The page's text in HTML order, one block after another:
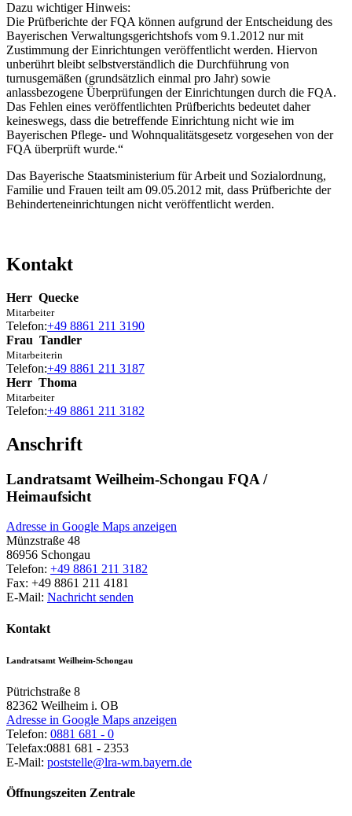
Dazu wichtiger Hinweis:
Die Prüfberichte der FQA können aufgrund der Entscheidung des
Bayerischen Verwaltungsgerichtshofs vom 9.1.2012 nur mit
Zustimmung der Einrichtungen veröffentlicht werden. Hiervon
unberührt bleibt selbstverständlich die Durchführung von
turnusgemäßen (grundsätzlich einmal pro Jahr) sowie
anlassbezogene Überprüfungen der Einrichtungen durch die FQA.
Das Fehlen eines veröffentlichten Prüfberichts bedeutet daher
keineswegs, dass die betreffende Einrichtung nicht wie im
Bayerischen Pflege- und Wohnqualitätsgesetz vorgesehen von der
FQA überprüft wurde.“
Das Bayerische Staatsministerium für Arbeit und Sozialordnung,
Familie und Frauen teilt am 09.05.2012 mit, dass Prüfberichte der
Behinderteneinrichtungen nicht veröffentlicht werden.
Kontakt
Herr Quecke
Mitarbeiter
Telefon:+49 8861 211 3190
Frau Tandler
Mitarbeiterin
Telefon:+49 8861 211 3187
Herr Thoma
Mitarbeiter
Telefon:+49 8861 211 3182
Anschrift
Landratsamt Weilheim-Schongau FQA /
Heimaufsicht
Adresse in Google Maps anzeigen
Münzstraße 48
86956 Schongau
Telefon: +49 8861 211 3182
Fax: +49 8861 211 4181
E-Mail: Nachricht senden
Kontakt
Landratsamt Weilheim-Schongau
Pütrichstraße 8
82362 Weilheim i. OB
Adresse in Google Maps anzeigen
Telefon: 0881 681 - 0
Telefax:0881 681 - 2353
E-Mail: poststelle@lra-wm.bayern.de
Öffnungszeiten Zentrale